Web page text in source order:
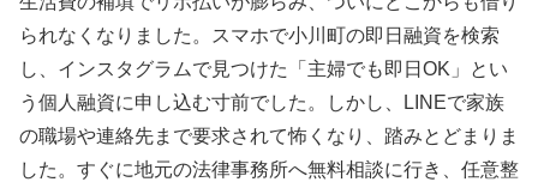
られなくなりました。スマホで小川町の即日融資を検索
し、インスタグラムで見つけた「主婦でも即日OK」とい
う個人融資に申し込む寸前でした。しかし、LINEで家族
の職場や連絡先まで要求されて怖くなり、踏みとどまりま
した。すぐに地元の法律事務所へ無料相談に行き、任意整